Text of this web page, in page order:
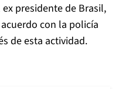
presidente de Brasil,
con la policía
de esta actividad.